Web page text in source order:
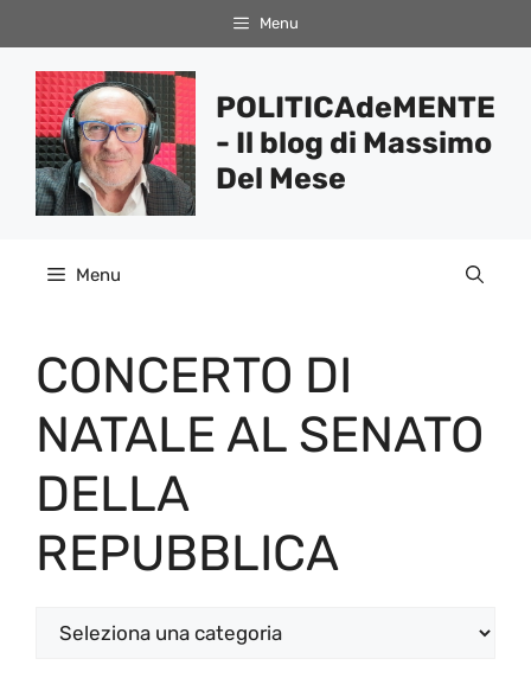
al
contenuto
Menu
POLITICAdeMENTE
- Il blog di Massimo
Del Mese
Menu
CONCERTO DI
NATALE AL SENATO
DELLA
REPUBBLICA
Categorie